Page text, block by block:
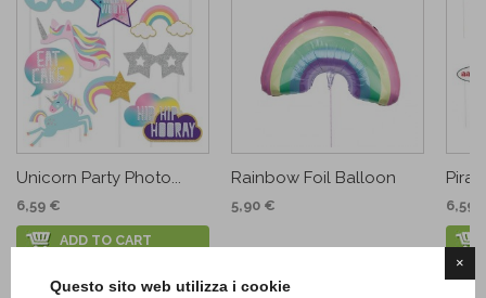
×
Questo sito web utilizza i cookie
Unicorn Party Photo...
6,59 €
ADD TO CART
Rainbow Foil Balloon
5,90 € 6,59